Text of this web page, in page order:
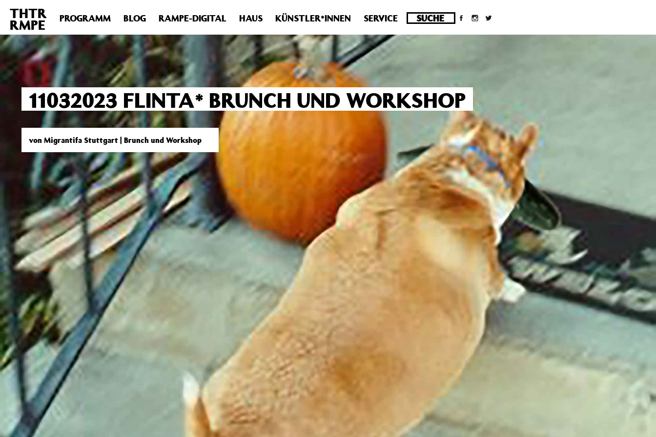
Deprecated : Die Funktion post_permalink ist seit Version 4.4.0 veraltet! Verwende stattdessen get_permalink(). in /homepages/10/d43051023/htdocs/wordpress/wp-
includes/functions.phpon line6031
THTR
RMPE PROGRAMM BLOG RAMPE-DIGITAL HAUS KÜNSTLER*INNEN SERVICE
11032023 FLINTA* BRUNCH UND WORKSHOP
von Migrantifa Stuttgart | Brunch und Workshop